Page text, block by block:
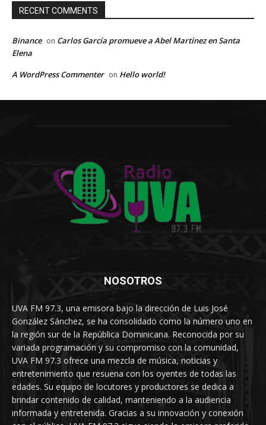
RECENT COMMENTS
Binance on Carlos García promueve a Abel Martínez en Santa
Elena
A WordPress Commenter on Hello world!
NOSOTROS
UVA FM 97.3, una emisora bajo la dirección de Luis José
González Sánchez, se ha consolidado como la número uno en
la región sur de la República Dominicana. Reconocida por su
variada programación y su compromiso con la comunidad,
UVA FM 97.3 ofrece una mezcla de música, noticias y
entretenimiento que resuena con los oyentes de todas las
edades. Su equipo de locutores y productores se dedica a
brindar contenido de calidad, manteniendo a la audiencia
informada y entretenida. Gracias a su innovación y conexión